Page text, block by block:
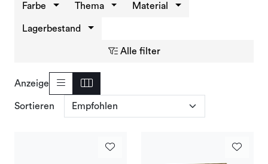
Farbe Thema Material
Lagerbestand
Alle filter
Anzeige
Sortieren